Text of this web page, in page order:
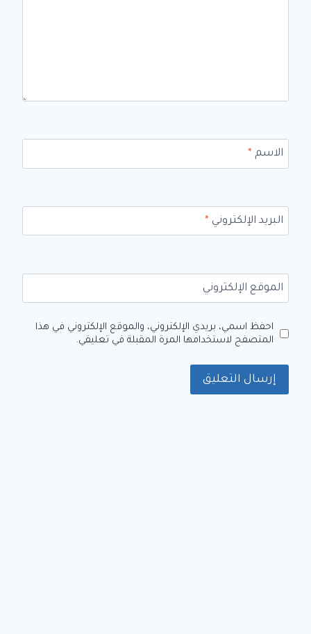
الاسم*
البريد الإلكتروني*
الموقع الإلكتروني
احفظ اسمي، بريدي الإلكتروني، والموقع الإلكتروني في هذا
المتصفح لاستخدامها المرة المقبلة في تعليقي.